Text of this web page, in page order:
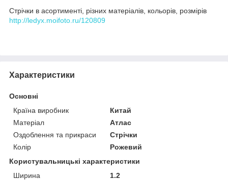
Стрічки в асортименті, різних матеріалів, кольорів, розмірів
http://ledyx.moifoto.ru/120809
Характеристики
Основні
Країна виробник
Китай
Матеріал
Атлас
Оздоблення та прикраси
Стрічки
Колір
Рожевий
Користувальницькі характеристики
Ширина
1.2